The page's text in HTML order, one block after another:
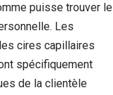
puisse trouver le
Les
cires capillaires
spécifiquement
de la clientèle